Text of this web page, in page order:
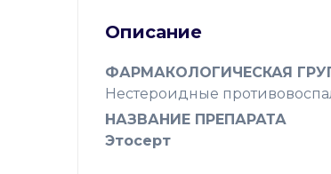
Описание
ФАРМАКОЛОГИЧЕСКАЯ
Нестероидные
НАЗВАНИЕ ПРЕПАРАТА
Этосерт